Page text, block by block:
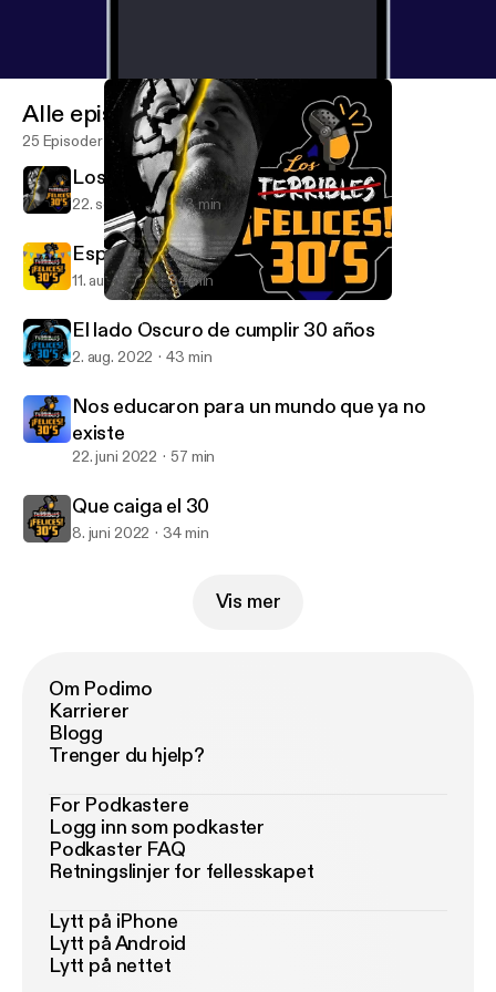
LOS FELICES 30S
Alle episoder
25 Episoder
Los 30 Urbanos Feat Dy Rodríguez
22. sep. 2022 43 min
Especial del cumpleañero
11. aug. 2022 34 min
El lado Oscuro de cumplir 30 años
2. aug. 2022 43 min
Nos educaron para un mundo que ya no
existe
22. juni 2022 57 min
Que caiga el 30
8. juni 2022 34 min
Vis mer
Om Podimo
Karrierer
Blogg
Trenger du hjelp?
For Podkastere
Logg inn som podkaster
Podkaster FAQ
Retningslinjer for fellesskapet
Lytt på iPhone
Lytt på Android
Lytt på nettet